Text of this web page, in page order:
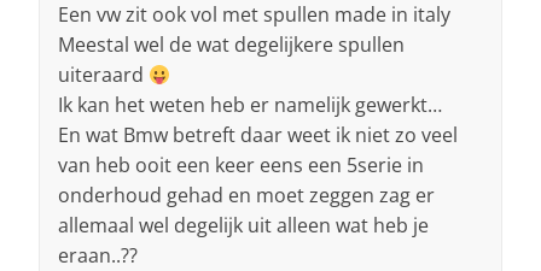
Een vw zit ook vol met spullen made in italy
Meestal wel de wat degelijkere spullen
uiteraard
Ik kan het weten heb er namelijk gewerkt…
En wat Bmw betreft daar weet ik niet zo veel
van heb ooit een keer eens een 5serie in
onderhoud gehad en moet zeggen zag er
allemaal wel degelijk uit alleen wat heb je
eraan..??